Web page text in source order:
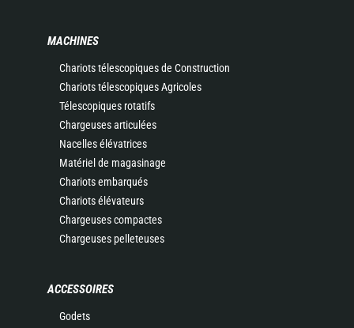
MACHINES
Chariots télescopiques de Construction
Chariots télescopiques Agricoles
Télescopiques rotatifs
Chargeuses articulées
Nacelles élévatrices
Matériel de magasinage
Chariots embarqués
Chariots élévateurs
Chargeuses compactes
Chargeuses pelleteuses
ACCESSOIRES
Godets